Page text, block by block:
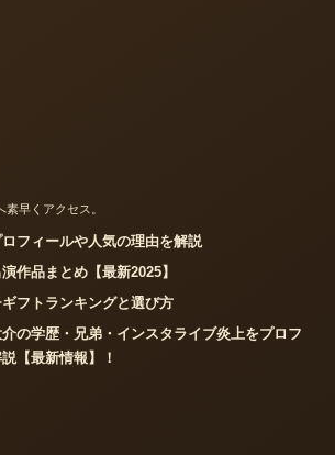
早くアクセス。
フィールや人気の理由を解説
作品まとめ【最新2025】
フトランキングと選び方
の学歴・兄弟・インスタライブ炎上をプロフ
【最新情報】！